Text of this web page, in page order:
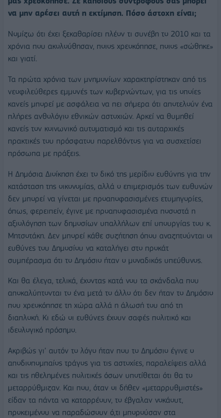
να μην αρέσει αυτή η εκτίμηση. Πόσο άστοχη είναι;
Νομίζω ότι έχει ξεκαθαρίσει πλέον τι συνέβη το 2010 και τα
χρόνια που ακολούθησαν, ποιος χρεοκόπησε, ποιος «σώθηκε»
και γιατί.
Τα πρώτα χρόνια των μνημονίων χαρακτηρίστηκαν από τις
νεοφιλεύθερες εμμονές των κυβερνώντων, για τις οποίες
κανείς μπορεί με ασφάλεια να πει σήμερα ότι αποτελούν ένα
πλήρες ανθολόγιο εθνικών αστοχιών. Αρκεί να θυμηθεί
κανείς τον κοινωνικό αυτοματισμό και τις αυταρχικές
πρακτικές του πρόσφατου παρελθόντος για να συσχετίσει
πρόσωπα με πράξεις.
Η Δημόσια Διοίκηση έχει το δικό της μερίδιο ευθύνης για την
κατάσταση της οικονομίας, αλλά ο επιμερισμός των ευθυνών
δεν μπορεί να γίνεται με προαποφασισμένες ετυμηγορίες,
όπως, φερειπείν, έγινε με προαποφασισμένα ποσοστά η
αξιολόγηση των δημοσίων υπαλλήλων επί υπουργίας του κ.
Μητσοτάκη. Δεν μπορεί κάθε συζήτηση όπου αναζητούνται οι
ευθύνες του Δημοσίου να καταλήγει στο προκάτ
συμπέρασμα ότι το Δημόσιο ήταν ο μοναδικός υπεύθυνος.
Και θα έλεγα, τελικά, έχοντας κατά νου τα σκάνδαλα που
αποκαλύπτονται το ένα μετά το άλλο ότι δεν ήταν το Δημόσιο
που χρεοκόπησε τη χώρα αλλά η άλωσή του από τη
διαπλοκή. Κι εδώ οι ευθύνες έχουν σαφές πολιτικό και
ιδεολογικό πρόσημο.
Ακριβώς γι’ αυτόν το λόγο ήταν που το Δημόσιο έγινε ο
αποδιοπομπαίος τράγος για τις αστοχίες, παραλείψεις αλλά
και τις ηθελημένες πολιτικές όσων υποτίθεται ότι θα το
μεταρρύθμιζαν. Και που, όταν οι δήθεν «μεταρρυθμιστές»
είδαν τα πάντα να καταρρέουν, το έβγαλαν νοκάουτ,
προκειμένου να παραδώσουν ό,τι μπορούσαν στα